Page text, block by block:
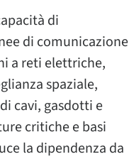
di
di comunicazione
a reti elettriche,
spaziale,
cavi, gasdotti e
critiche e basi
la dipendenza da